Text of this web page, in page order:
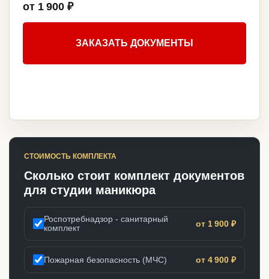
от 1 900 ₽
ЗАКАЗАТЬ ДОКУМЕНТЫ
СТОИМОСТЬ КОМПЛЕКТА
Сколько стоит комплект документов
для студии маникюра
Роспотребнадзор - санитарный
комплект
от 1 900 ₽
Пожарная безопасность (МЧС) от 4 900 ₽